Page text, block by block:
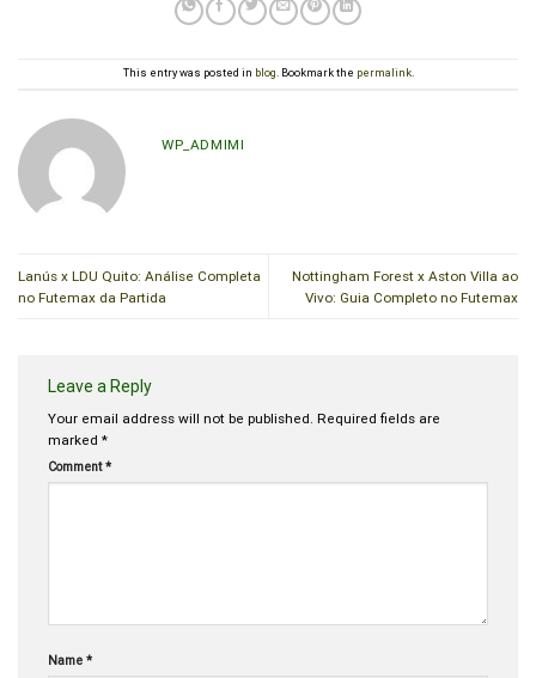
This entry was posted in blog . Bookmark the permalink.
WP_ADMIMI
Lanús x LDU Quito: Análise Completa
no Futemax da Partida
Nottingham Forest x Aston Villa ao
Vivo: Guia Completo no Futemax
Leave a Reply
Your email address will not be published. Required fields are
marked *
Comment*
Name *